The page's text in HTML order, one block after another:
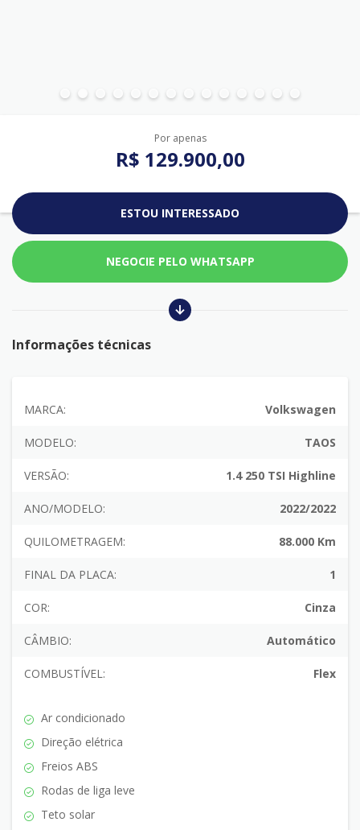
Por apenas
R$ 129.900,00
ESTOU INTERESSADO
NEGOCIE PELO WHATSAPP
Informações técnicas
MARCA: Volkswagen
MODELO: TAOS
VERSÃO: 1.4 250 TSI Highline
ANO/MODELO: 2022/2022
QUILOMETRAGEM: 88.000 Km
FINAL DA PLACA: 1
COR: Cinza
CÂMBIO: Automático
COMBUSTÍVEL: Flex
Ar condicionado
Direção elétrica
Freios ABS
Rodas de liga leve
Teto solar